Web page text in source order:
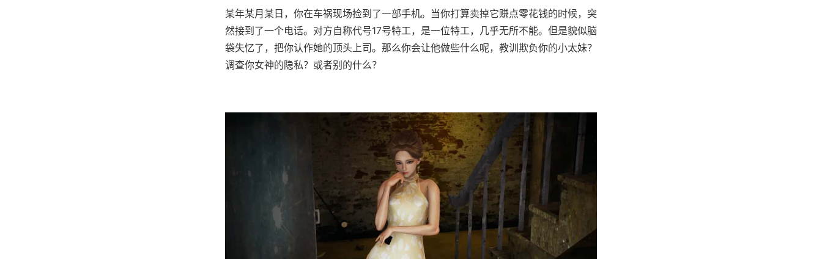
某年某月某日，你在车祸现场捡到了一部手机。当你打算卖掉它赚点零花钱的时候，突
然接到了一个电话。对方自称代号17号特工，是一位特工，几乎无所不能。但是貌似脑
袋失忆了，把你认作她的顶头上司。那么你会让他做些什么呢，教训欺负你的小太妹？
调查你女神的隐私？或者别的什么？